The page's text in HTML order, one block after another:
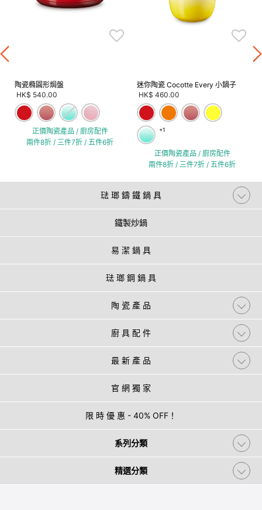
陶瓷橢圓形焗盤
HK$ 540.00
正價陶瓷產品 / 廚房配件
兩件8折 / 三件7折 / 五件6折
迷你陶瓷 Cocotte Every 小鍋子
HK$ 460.00
+1
正價陶瓷產品 / 廚房配件
兩件8折 / 三件7折 / 五件6折
琺 瑯 鑄 鐵 鍋 具
鐵製炒鍋
易 潔 鍋 具
琺 瑯 鋼 鍋 具
陶 瓷 產 品
廚 具 配 件
最 新 產 品
官 網 獨 家
限 時 優 惠 - 40% OFF！
系列分類
精選分類